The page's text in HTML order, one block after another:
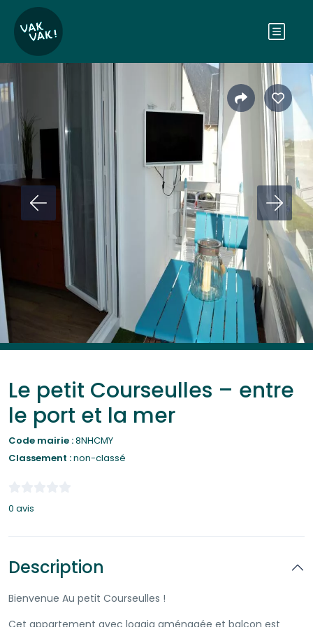
Le petit Courseulles – entre
le port et la mer
Code mairie :8NHCMY
Classement :non-classé
0 avis
Description
Bienvenue Au petit Courseulles !
Cet appartement avec loggia aménagée et balcon est